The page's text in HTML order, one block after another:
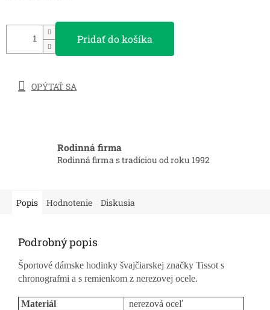
Pridať do košíka
OPÝTAŤ SA
Rodinná firma
Rodinná firma s tradíciou od roku 1992
Popis Hodnotenie Diskusia
Podrobný popis
Športové dámske hodinky švajčiarskej značky Tissot s
chronografmi a s remienkom z nerezovej ocele.
Materiál
nerezová oceľ